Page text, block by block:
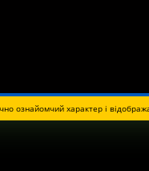
ознайомчий характер і